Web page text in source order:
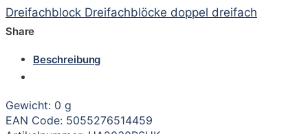
Dreifachblock Dreifachblöcke doppel dreifach
Share
Beschreibung
Gewicht: 0 g
EAN Code: 5055276514459